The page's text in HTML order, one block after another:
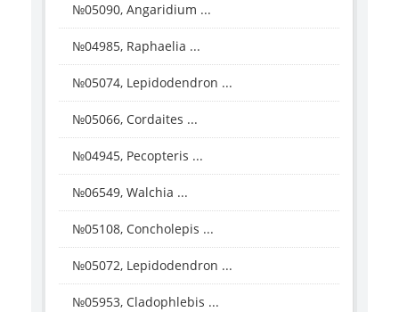
№05090, Angaridium ...
№04985, Raphaelia ...
№05074, Lepidodendron ...
№05066, Cordaites ...
№04945, Pecopteris ...
№06549, Walchia ...
№05108, Concholepis ...
№05072, Lepidodendron ...
№05953, Cladophlebis ...